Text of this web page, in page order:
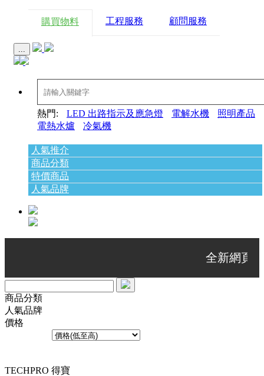
購買物料 工程服務 顧問服務
...
熱門: LED 出路指示及應急燈 電解水機
照明產品
電熱水爐
冷氣機
人氣推介
商品分類
特價商品
人氣品牌
全新網
商品分類
人氣品牌
價格
TECHPRO 得寶